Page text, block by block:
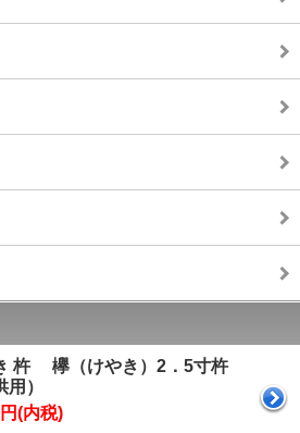
杵 欅（けやき）2．5寸杵
用）
(内税)